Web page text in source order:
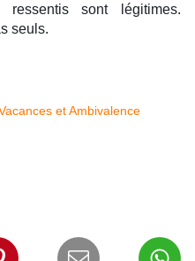
sont légitimes.
seuls.